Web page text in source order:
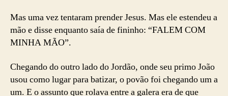
Mas uma vez tentaram prender Jesus. Mas ele estendeu a
mão e disse enquanto saía de fininho: “FALEM COM
MINHA MÃO”.
Chegando do outro lado do Jordão, onde seu primo João
usou como lugar para batizar, o povão foi chegando um a
um. E o assunto que rolava entre a galera era de que